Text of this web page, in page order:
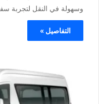
وسهولة في النقل لتجربة
التفاصيل »